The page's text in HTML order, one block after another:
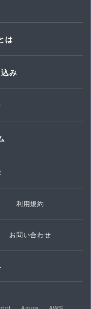
は
み
利用規約
お問い合わせ